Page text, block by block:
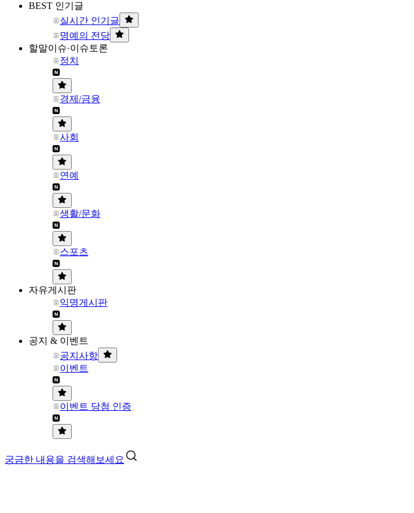
BEST 인기글
실시간 인기글
명예의 전당
할말이슈·이슈토론
정치
경제/금융
사회
연예
생활/문화
스포츠
자유게시판
익명게시판
공지 & 이벤트
공지사항
이벤트
이벤트 당첨 인증
궁금한 내용을 검색해보세요